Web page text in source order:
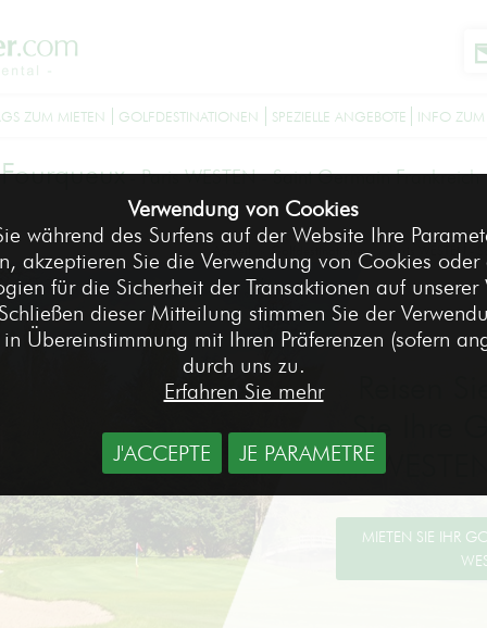
ZUM MIETEN GOLFDESTINATIONEN SPEZIELLE ANGEBOTE INFO ZUM
-Paris WESTEN - Saint Germain Frankreich
Golfdestinationen Paris WESTEN -
Reisen
Sie Ihre
Verwendung von Cookies
während des Surfens auf der Website Ihre
akzeptieren Sie die Verwendung von Cookies oder
für die Sicherheit der Transaktionen auf unserer
dieser Mitteilung stimmen Sie der
Übereinstimmung mit Ihren Präferenzen (sofern
durch uns zu.
Erfahren Sie mehr
J'ACCEPTE JE PARAMETRE